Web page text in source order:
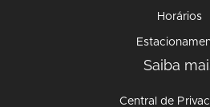
Horários
Saiba
Central de